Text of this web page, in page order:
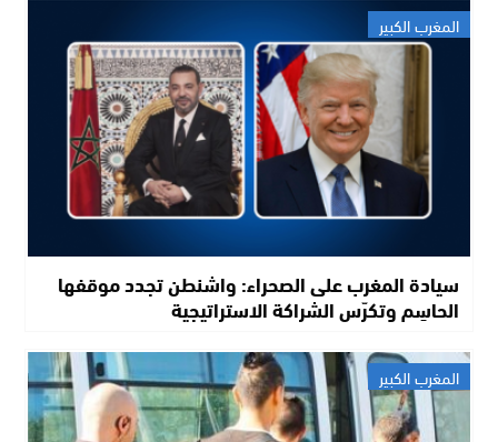
المغرب الكبير
سيادة المغرب على الصحراء: واشنطن تجدد موقفها
الحاسِم وتكرّس الشراكة الاستراتيجية
المغرب الكبير